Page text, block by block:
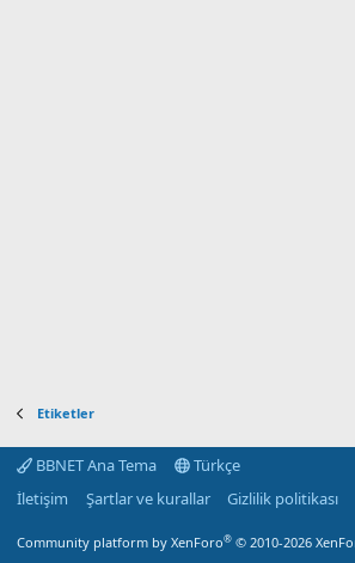
Etiketler
BBNET Ana Tema
Türkçe
İletişim
Şartlar ve kurallar Gizlilik politikası
Community platform by XenForo® © 2010-2026